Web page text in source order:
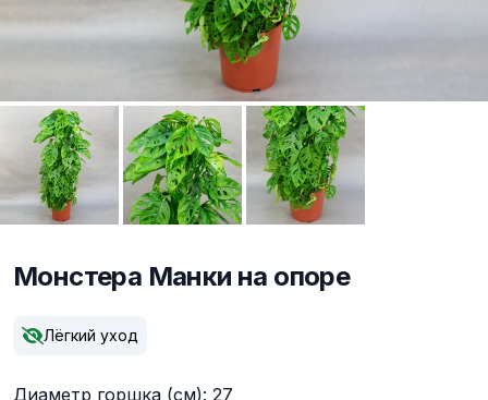
Монстера Манки на опоре
Описание
Лёгкий уход
Диаметр горшка (см): 27